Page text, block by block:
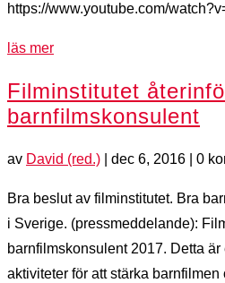
https://www.youtube.com/
läs mer
Filminstitutet
barnfilmskonsulent
av David (red.) dec 6, 2016 | 0
Bra beslut av filminstitutet. Bra
i Sverige. (pressmeddelande):
barnfilmskonsulent 2017. Detta är
aktiviteter för att stärka